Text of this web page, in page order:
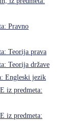
Pravno
Teorija prava
Teorija države
Engleski jezik
iz predmeta:
iz predmeta: